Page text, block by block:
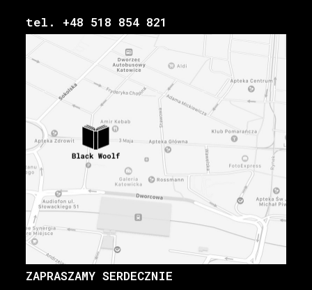
tel. +48 518 854 821
ZAPRASZAMY SERDECZNIE